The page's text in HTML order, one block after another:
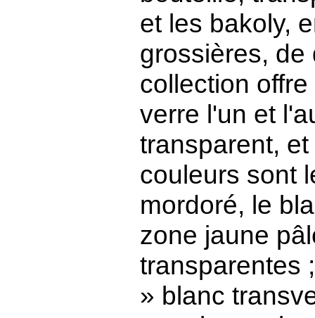
et les bakoly,
grossières, de
collection
verre l'un et
transparent,
couleurs sont
mordoré, le
zone jaune
transparentes
» blanc